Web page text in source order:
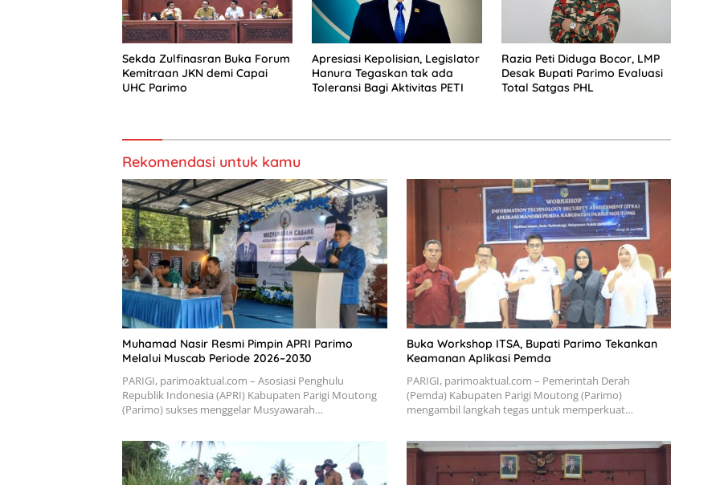
Sekda Zulfinasran Buka Forum
Kemitraan JKN demi Capai
UHC Parimo
Apresiasi Kepolisian, Legislator
Hanura Tegaskan tak ada
Toleransi Bagi Aktivitas PETI
Razia Peti Diduga Bocor, LMP
Desak Bupati Parimo Evaluasi
Total Satgas PHL
Rekomendasi untuk kamu
Muhamad Nasir Resmi Pimpin APRI Parimo
Melalui Muscab Periode 2026–2030
PARIGI, parimoaktual.com – Asosiasi Penghulu
Republik Indonesia (APRI) Kabupaten Parigi Moutong
(Parimo) sukses menggelar Musyawarah…
Buka Workshop ITSA, Bupati Parimo Tekankan
Keamanan Aplikasi Pemda
PARIGI, parimoaktual.com – Pemerintah Derah
(Pemda) Kabupaten Parigi Moutong (Parimo)
mengambil langkah tegas untuk memperkuat…